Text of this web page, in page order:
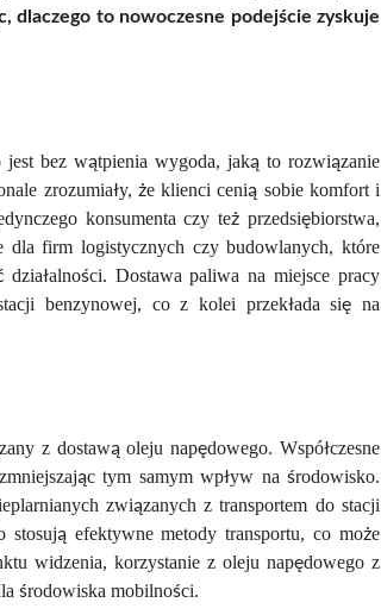
dlaczego to nowoczesne podejście zyskuje
jest bez wątpienia wygoda, jaką to rozwiązanie
zrozumiały, że klienci cenią sobie komfort i
konsumenta czy też przedsiębiorstwa,
dla firm logistycznych czy budowlanych, które
Dostawa paliwa na miejsce pracy
benzynowej, co z kolei przekłada się na
z dostawą oleju napędowego. Współczesne
tym samym wpływ na środowisko.
związanych z transportem do stacji
stosują efektywne metody transportu, co może
widzenia, korzystanie z oleju napędowego z
środowiska mobilności.